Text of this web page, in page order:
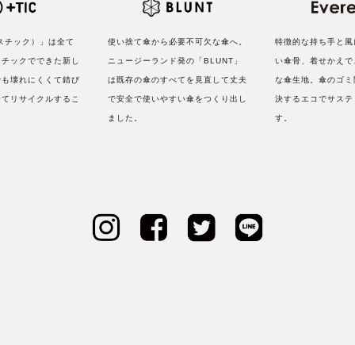
チック）」は全て
ックでできた新し
壊れにくくて錆び
リサイクルするこ
使い捨て傘から必要不可欠な傘へ。
ニュージーランド発の「BLUNT」
は既存の傘のすべてを見直して丈夫
で安全で使いやすい傘をつくり出し
ました。
特徴的な持ち手と
い傘骨、着せかえ
な傘生地。傘のゴ
決するエコでサス
す。